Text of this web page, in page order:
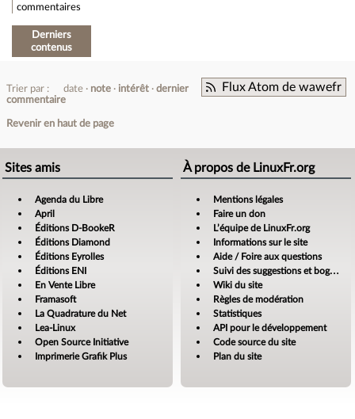
commentaires
Derniers
contenus
Flux Atom de wawefr
Trier par : date note intérêt
dernier
commentaire
Revenir en haut de page
Sites amis
Agenda du Libre
April
Éditions D-BookeR
Éditions Diamond
Éditions Eyrolles
Éditions ENI
En Vente Libre
Framasoft
La Quadrature du Net
Lea-Linux
Open Source Initiative
Imprimerie Grafik Plus
À propos de LinuxFr.org
Mentions légales
Faire un don
L’équipe de LinuxFr.org
Informations sur le site
Aide / Foire aux questions
Suivi des suggestions et bogues
Wiki du site
Règles de modération
Statistiques
API pour le développement
Code source du site
Plan du site